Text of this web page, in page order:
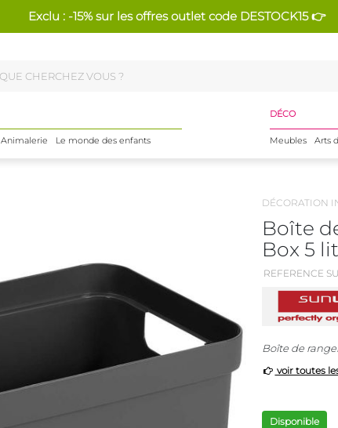
Exclu : -15% sur les offres outlet code DESTOCK15 👉
Animalerie Le monde des enfants
DÉCO
Meubles Arts
DÉCORATION
Boîte
Box 5
REFERENCE
Boîte de
voir toutes
Disponible